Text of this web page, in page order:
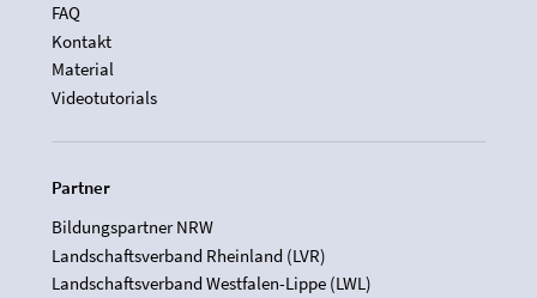
FAQ
Kontakt
Material
Videotutorials
Partner
Bildungspartner NRW
Landschaftsverband Rheinland (LVR)
Landschaftsverband Westfalen-Lippe (LWL)